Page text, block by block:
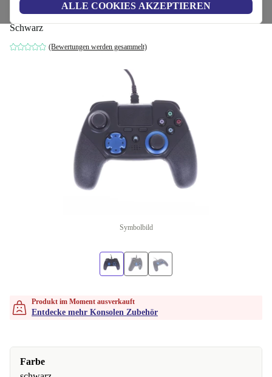
ALLE COOKIES AKZEPTIEREN
Freaks And Geeks E-Sport Pro FPS-100
Schwarz
(Bewertungen werden gesammelt)
Symbolbild
Produkt im Moment ausverkauft
Entdecke mehr Konsolen Zubehör
Farbe